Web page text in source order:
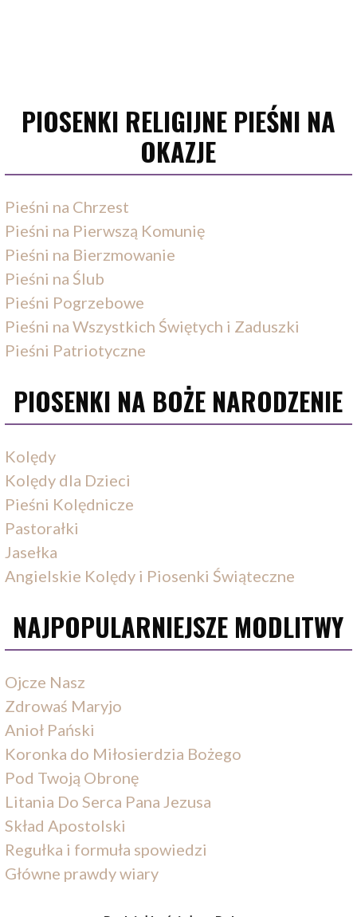
PIOSENKI RELIGIJNE PIEŚNI NA
OKAZJE
Pieśni na Chrzest
Pieśni na Pierwszą Komunię
Pieśni na Bierzmowanie
Pieśni na Ślub
Pieśni Pogrzebowe
Pieśni na Wszystkich Świętych i Zaduszki
Pieśni Patriotyczne
PIOSENKI NA BOŻE NARODZENIE
Kolędy
Kolędy dla Dzieci
Pieśni Kolędnicze
Pastorałki
Jasełka
Angielskie Kolędy i Piosenki Świąteczne
NAJPOPULARNIEJSZE MODLITWY
Ojcze Nasz
Zdrowaś Maryjo
Anioł Pański
Koronka do Miłosierdzia Bożego
Pod Twoją Obronę
Litania Do Serca Pana Jezusa
Skład Apostolski
Regułka i formuła spowiedzi
Główne prawdy wiary